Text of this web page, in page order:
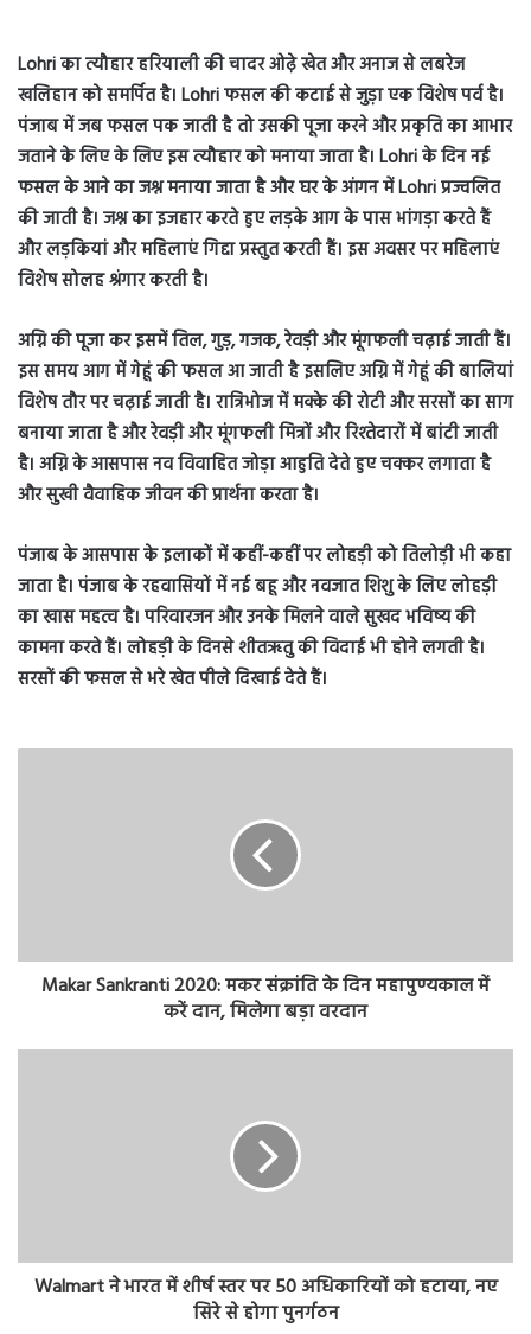
Lohri का त्यौहार हरियाली की चादर ओढ़े खेत और अनाज से लबरेज
खलिहान को समर्पित है। Lohri फसल की कटाई से जुड़ा एक विशेष पर्व है।
पंजाब में जब फसल पक जाती है तो उसकी पूजा करने और प्रकृति का आभार
जताने के लिए के लिए इस त्यौहार को मनाया जाता है। Lohri के दिन नई
फसल के आने का जश्न मनाया जाता है और घर के आंगन में Lohri प्रज्वलित
की जाती है। जश्न का इजहार करते हुए लड़के आग के पास भांगड़ा करते हैं
और लड़कियां और महिलाएं गिद्दा प्रस्तुत करती हैं। इस अवसर पर महिलाएं
विशेष सोलह श्रंगार करती है।
अग्नि की पूजा कर इसमें तिल, गुड़, गजक, रेवड़ी और मूंगफली चढ़ाई जाती हैं।
इस समय आग में गेहूं की फसल आ जाती है इसलिए अग्नि में गेहूं की बालियां
विशेष तौर पर चढ़ाई जाती है। रात्रिभोज में मक्के की रोटी और सरसों का साग
बनाया जाता है और रेवड़ी और मूंगफली मित्रों और रिश्तेदारों में बांटी जाती
है। अग्नि के आसपास नव विवाहित जोड़ा आहुति देते हुए चक्कर लगाता है
और सुखी वैवाहिक जीवन की प्रार्थना करता है।
पंजाब के आसपास के इलाकों में कहीं-कहीं पर लोहड़ी को तिलोड़ी भी कहा
जाता है। पंजाब के रहवासियों में नई बहू और नवजात शिशु के लिए लोहड़ी
का खास महत्व है। परिवारजन और उनके मिलने वाले सुखद भविष्य की
कामना करते हैं। लोहड़ी के दिनसे शीतऋतु की विदाई भी होने लगती है।
सरसों की फसल से भरे खेत पीले दिखाई देते हैं।
Makar Sankranti 2020: मकर संक्रांति के दिन महापुण्यकाल में
करें दान, मिलेगा बड़ा वरदान
Walmart ने भारत में शीर्ष स्तर पर 50 अधिकारियों को हटाया, नए
सिरे से होगा पुनर्गठन